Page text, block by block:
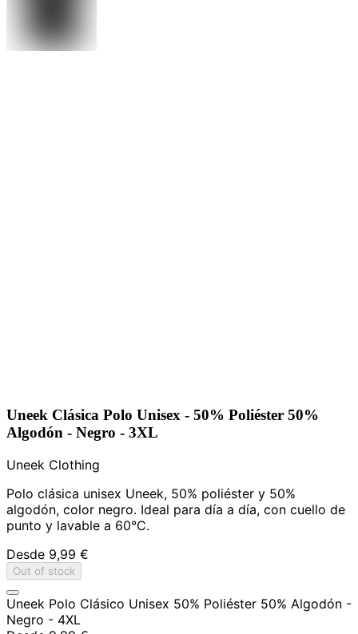
Uneek Clásica Polo Unisex - 50% Poliéster 50%
Algodón - Negro - 3XL
Uneek Clothing
Polo clásica unisex Uneek, 50% poliéster y 50%
algodón, color negro. Ideal para día a día, con cuello de
punto y lavable a 60°C.
Desde 9,99 €
Out of stock
Uneek Polo Clásico Unisex 50% Poliéster 50% Algodón -
Negro - 4XL